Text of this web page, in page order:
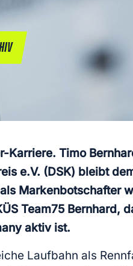
Karriere. Timo
e.V. (DSK) bleibt
Markenbotschafter
Team75 Bernhard,
aktiv ist.
Laufbahn als